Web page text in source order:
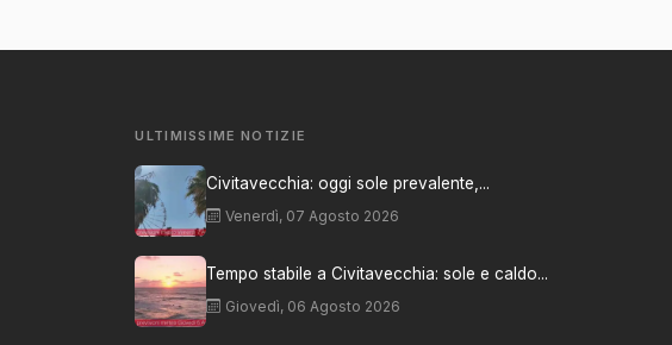
ULTIMISSIME NOTIZIE
Civitavecchia: oggi sole prevalente,...
Venerdì, 07 Agosto 2026
Tempo stabile a Civitavecchia: sole e caldo...
Giovedì, 06 Agosto 2026